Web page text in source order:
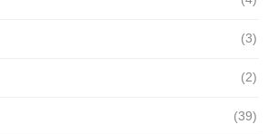
(3)
(2)
(39)